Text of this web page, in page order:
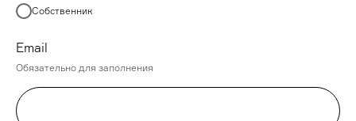
Собственник
Email
Обязательно для заполнения